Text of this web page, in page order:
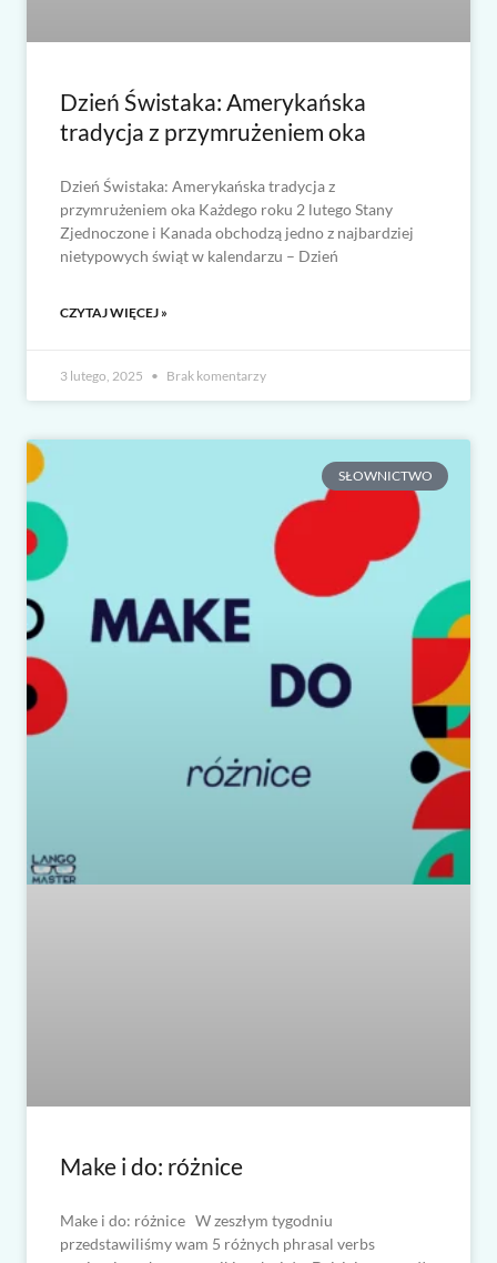
Dzień Świstaka: Amerykańska
tradycja z przymrużeniem oka
Dzień Świstaka: Amerykańska tradycja z
przymrużeniem oka Każdego roku 2 lutego Stany
Zjednoczone i Kanada obchodzą jedno z najbardziej
nietypowych świąt w kalendarzu – Dzień
CZYTAJ WIĘCEJ »
3 lutego, 2025 Brak komentarzy
SŁOWNICTWO
Make i do: różnice
Make i do: różnice W zeszłym tygodniu
przedstawiliśmy wam 5 różnych phrasal verbs